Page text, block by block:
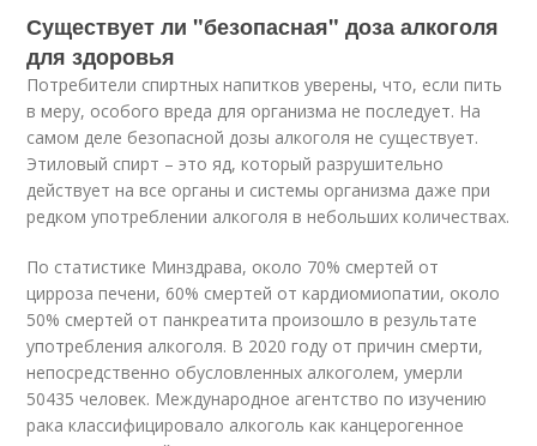
Существует ли "безопасная" доза алкоголя
для здоровья
Потребители спиртных напитков уверены, что, если пить
в меру, особого вреда для организма не последует. На
самом деле безопасной дозы алкоголя не существует.
Этиловый спирт – это яд, который разрушительно
действует на все органы и системы организма даже при
редком употреблении алкоголя в небольших количествах.
По статистике Минздрава, около 70% смертей от
цирроза печени, 60% смертей от кардиомиопатии, около
50% смертей от панкреатита произошло в результате
употребления алкоголя. В 2020 году от причин смерти,
непосредственно обусловленных алкоголем, умерли
50435 человек. Международное агентство по изучению
рака классифицировало алкоголь как канцерогенное